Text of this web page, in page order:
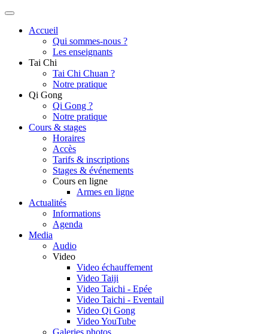
Accueil
Qui sommes-nous ?
Les enseignants
Tai Chi
Tai Chi Chuan ?
Notre pratique
Qi Gong
Qi Gong ?
Notre pratique
Cours & stages
Horaires
Accès
Tarifs & inscriptions
Stages & événements
Cours en ligne
Armes en ligne
Actualités
Informations
Agenda
Media
Audio
Video
Video échauffement
Video Taiji
Video Taichi - Epée
Video Taichi - Eventail
Video Qi Gong
Video YouTube
Galeries photos